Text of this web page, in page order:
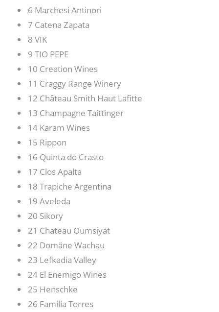
6 Marchesi Antinori
7 Catena Zapata
8 VIK
9 TIO PEPE
10 Creation Wines
11 Craggy Range Winery
12 Château Smith Haut Lafitte
13 Champagne Taittinger
14 Karam Wines
15 Rippon
16 Quinta do Crasto
17 Clos Apalta
18 Trapiche Argentina
19 Aveleda
20 Sikory
21 Chateau Oumsiyat
22 Domäne Wachau
23 Lefkadia Valley
24 El Enemigo Wines
25 Henschke
26 Familia Torres